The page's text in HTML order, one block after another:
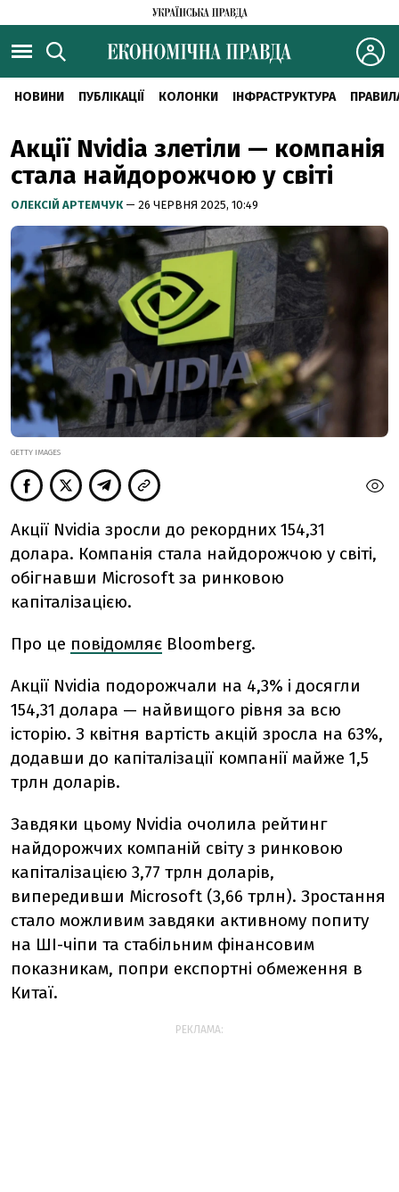
НОВИНИ ПУБЛІКАЦІЇ КОЛОНКИ ІНФРАСТРУКТУРА
Акції Nvidia злетіли — компанія
стала найдорожчою у світі
ОЛЕКСІЙ АРТЕМЧУК — 26 ЧЕРВНЯ 2025, 10:49
GETTY IMAGES
Акції Nvidia зросли до рекордних 154,31
долара. Компанія стала найдорожчою у світі,
обігнавши Microsoft за ринковою
капіталізацією.
Про це повідомляє Bloomberg.
Акції Nvidia подорожчали на 4,3% і досягли
154,31 долара — найвищого рівня за всю
історію. З квітня вартість акцій зросла на 63%,
додавши до капіталізації компанії майже 1,5
трлн доларів.
Завдяки цьому Nvidia очолила рейтинг
найдорожчих компаній світу з ринковою
капіталізацією 3,77 трлн доларів,
випередивши Microsoft (3,66 трлн). Зростання
стало можливим завдяки активному попиту
на ШІ-чіпи та стабільним фінансовим
показникам, попри експортні обмеження в
Китаї.
РЕКЛАМА: